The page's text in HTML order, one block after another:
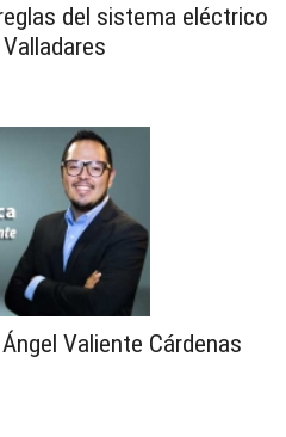
del sistema eléctrico
Valiente Cárdenas